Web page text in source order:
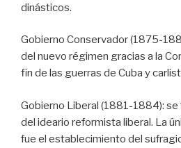
dinásticos.
Gobierno Conservador (1875-
del nuevo régimen gracias a la
fin de las guerras de Cuba y
Gobierno Liberal (1881-1884): se
del ideario reformista liberal. La
fue el establecimiento del